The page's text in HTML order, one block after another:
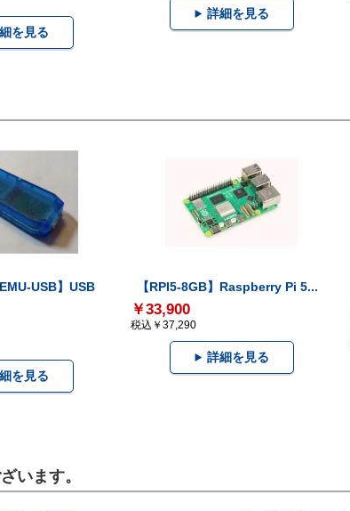
を見る
詳細を見る
USB】USB
を見る
【RPI5-8GB】Raspberry Pi 5...
￥33,900
税込￥37,290
詳細を見る
います。